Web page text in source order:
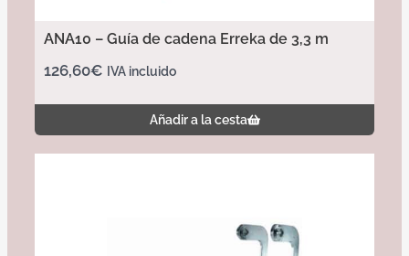
ANA10 – Guía de cadena Erreka de 3,3 m
126,60€ IVA incluido
Añadir a la cesta